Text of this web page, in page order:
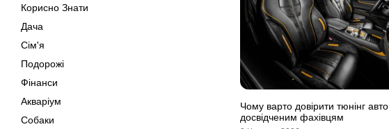
Корисно Знати
Дача
Сім'я
Подорожі
Фінанси
Акваріум
Собаки
Чому варто довірити тюнінг авто
досвідченим фахівцям